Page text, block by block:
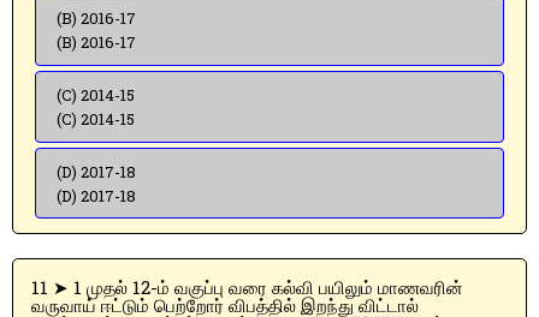
(B) 2016-17
(B) 2016-17
(C) 2014-15
(C) 2014-15
(D) 2017-18
(D) 2017-18
11 ➤ 1 முதல் 12-ம் வகுப்பு வரை கல்வி பயிலும் மாணவரின்
வருவாய் ஈட்டும் பெற்றோர் விபத்தில் இறந்து விட்டால்